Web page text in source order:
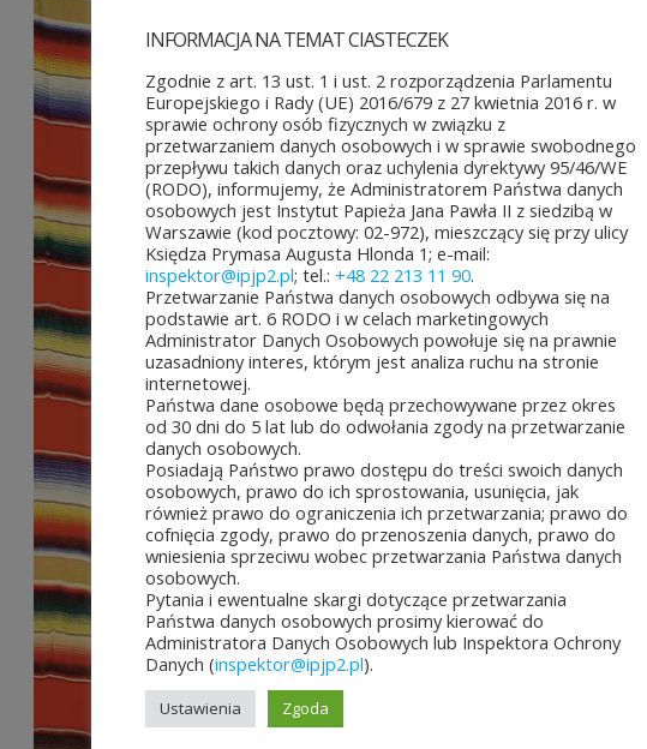
INFORMACJA NA TEMAT CIASTECZEK
Zgodnie z art. 13 ust. 1 i ust. 2 rozporządzenia Parlamentu
Europejskiego i Rady (UE) 2016/679 z 27 kwietnia 2016 r. w
sprawie ochrony osób fizycznych w związku z
przetwarzaniem danych osobowych i w sprawie swobodnego
przepływu takich danych oraz uchylenia dyrektywy 95/46/WE
(RODO), informujemy, że Administratorem Państwa danych
osobowych jest Instytut Papieża Jana Pawła II z siedzibą w
Warszawie (kod pocztowy: 02-972), mieszczący się przy ulicy
Księdza Prymasa Augusta Hlonda 1; e-mail:
inspektor@ipjp2.pl; tel.: +48 22 213 11 90.
Przetwarzanie Państwa danych osobowych odbywa się na
podstawie art. 6 RODO i w celach marketingowych
Administrator Danych Osobowych powołuje się na prawnie
uzasadniony interes, którym jest analiza ruchu na stronie
internetowej.
Państwa dane osobowe będą przechowywane przez okres
od 30 dni do 5 lat lub do odwołania zgody na przetwarzanie
danych osobowych.
Posiadają Państwo prawo dostępu do treści swoich danych
osobowych, prawo do ich sprostowania, usunięcia, jak
również prawo do ograniczenia ich przetwarzania; prawo do
cofnięcia zgody, prawo do przenoszenia danych, prawo do
wniesienia sprzeciwu wobec przetwarzania Państwa danych
osobowych.
Pytania i ewentualne skargi dotyczące przetwarzania
Państwa danych osobowych prosimy kierować do
Administratora Danych Osobowych lub Inspektora Ochrony
Danych (inspektor@ipjp2.pl).
Ustawienia Zgoda